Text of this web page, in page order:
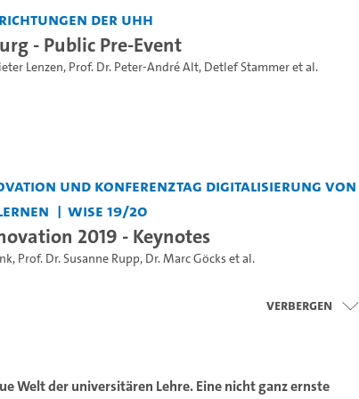
der UHH
- Public Pre-Event
Lenzen, Prof. Dr. Peter-André Alt, Detlef Stammeret al.
und Konferenztag Digitalisierung von
WiSe 19/20
2019 - Keynotes
, Prof. Dr. Susanne Rupp, Dr. Marc Göckset al.
Verbergen
Welt der universitären Lehre. Eine nicht ganz ernste